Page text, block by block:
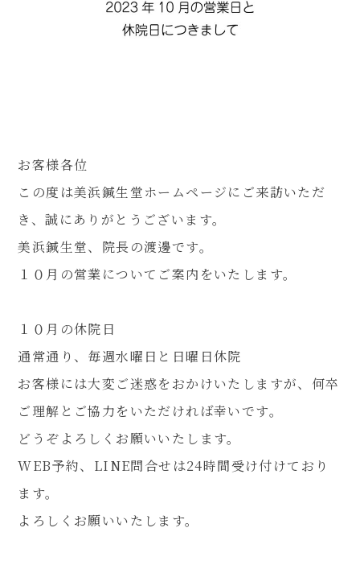
WEB予約
LINE問い合わせ
お客様各位
この度は美浜鍼生堂ホームページにご来訪いただ
き、誠にありがとうございます。
美浜鍼生堂、院長の渡邊です。
１０月の営業についてご案内をいたします。
１０月の休院日
通常通り、毎週水曜日と日曜日休院
お客様には大変ご迷惑をおかけいたしますが、何卒
ご理解とご協力をいただければ幸いです。
どうぞよろしくお願いいたします。
WEB予約、LINE問合せは24時間受け付けており
ます。
よろしくお願いいたします。